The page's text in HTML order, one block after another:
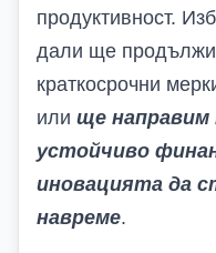
продуктивност.
дали ще
краткосрочни
или ще направим
устойчиво
иновацията да
навреме.